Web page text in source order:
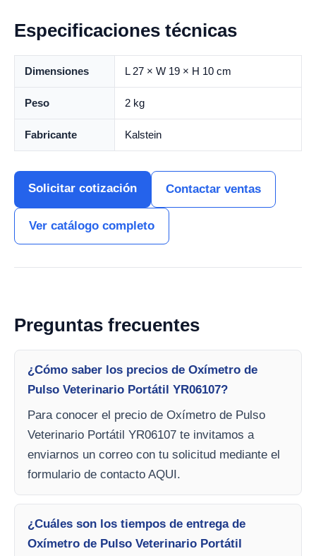
Especificaciones técnicas
Dimensiones L 27 × W 19 × H 10 cm
Peso 2 kg
Fabricante Kalstein
Solicitar cotización Contactar ventas
Ver catálogo completo
Preguntas frecuentes
¿Cómo saber los precios de Oxímetro de
Pulso Veterinario Portátil YR06107?
Para conocer el precio de Oxímetro de Pulso
Veterinario Portátil YR06107 te invitamos a
enviarnos un correo con tu solicitud mediante el
formulario de contacto AQUI.
¿Cuáles son los tiempos de entrega de
Oxímetro de Pulso Veterinario Portátil